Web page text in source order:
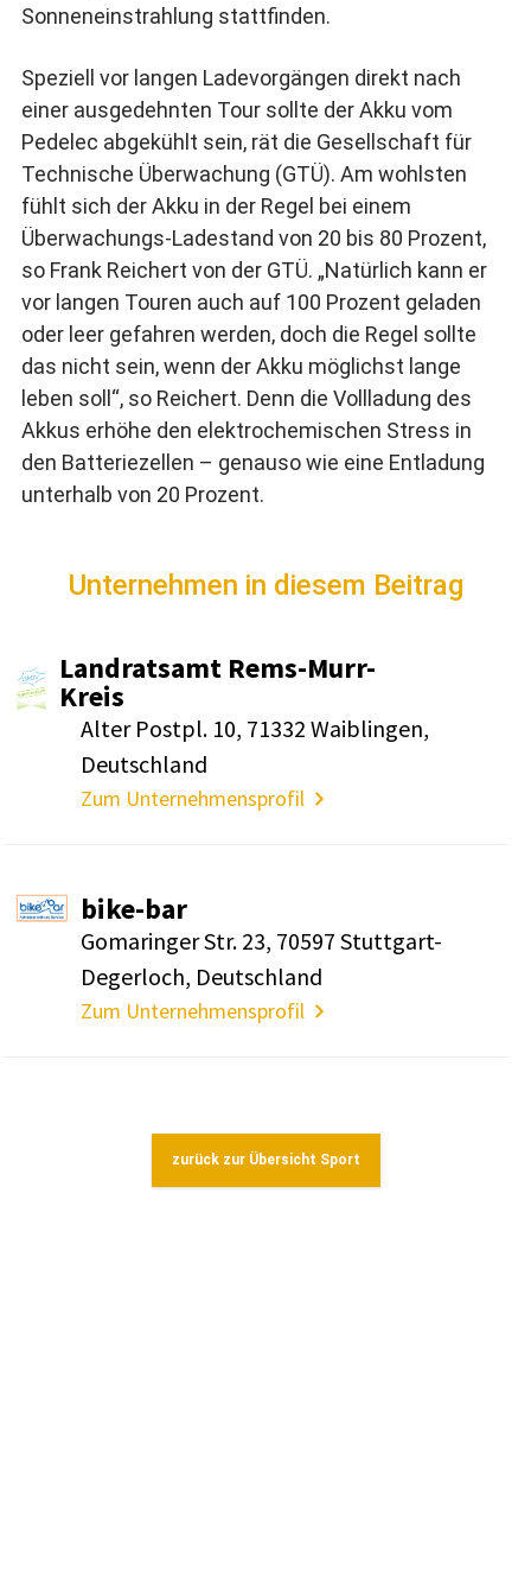
Sonneneinstrahlung stattfinden.
Speziell vor langen Ladevorgängen direkt nach
einer ausgedehnten Tour sollte der Akku vom
Pedelec abgekühlt sein, rät die Gesellschaft für
Technische Überwachung (GTÜ). Am wohlsten
fühlt sich der Akku in der Regel bei einem
Überwachungs-Ladestand von 20 bis 80 Prozent,
so Frank Reichert von der GTÜ. „Natürlich kann er
vor langen Touren auch auf 100 Prozent geladen
oder leer gefahren werden, doch die Regel sollte
das nicht sein, wenn der Akku möglichst lange
leben soll“, so Reichert. Denn die Vollladung des
Akkus erhöhe den elektrochemischen Stress in
den Batteriezellen – genauso wie eine Entladung
unterhalb von 20 Prozent.
Unternehmen in diesem Beitrag
Land­ratsamt Rems-Murr-
Kreis
Alter Postpl. 10, 71332 Waib­lingen,
Deutsch­land
Zum Unternehmensprofil
bike-bar
Goma­ringer Str. 23, 70597 Stutt­gart-
Deger­loch, Deutsch­land
Zum Unternehmensprofil
zurück zur Übersicht Sport